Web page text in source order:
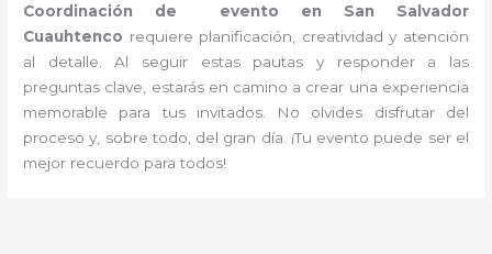
Coordinación de evento en San Salvador
Cuauhtenco requiere planificación, creatividad y atención
al detalle. Al seguir estas pautas y responder a las
preguntas clave, estarás en camino a crear una experiencia
memorable para tus invitados. No olvides disfrutar del
proceso y, sobre todo, del gran día. ¡Tu evento puede ser el
mejor recuerdo para todos!